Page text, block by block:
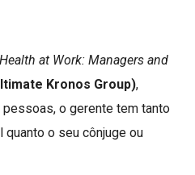
at Work: Managers and
Kronos Group),
pessoas, o gerente tem tanto
quanto o seu cônjuge ou